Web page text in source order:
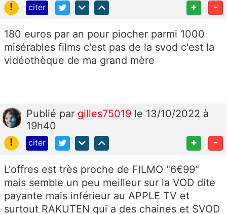
!
citer + -
180 euros par an pour piocher parmi 1000
misérables films c'est pas de la svod c'est la
vidéothèque de ma grand mère
Publié par gilles75019 le 13/10/2022 à
19h40
!
citer + -
L'offres est très proche de FILMO "6€99"
mais semble un peu meilleur sur la VOD dite
payante mais inférieur au APPLE TV et
surtout RAKUTEN qui a des chaines et SVOD